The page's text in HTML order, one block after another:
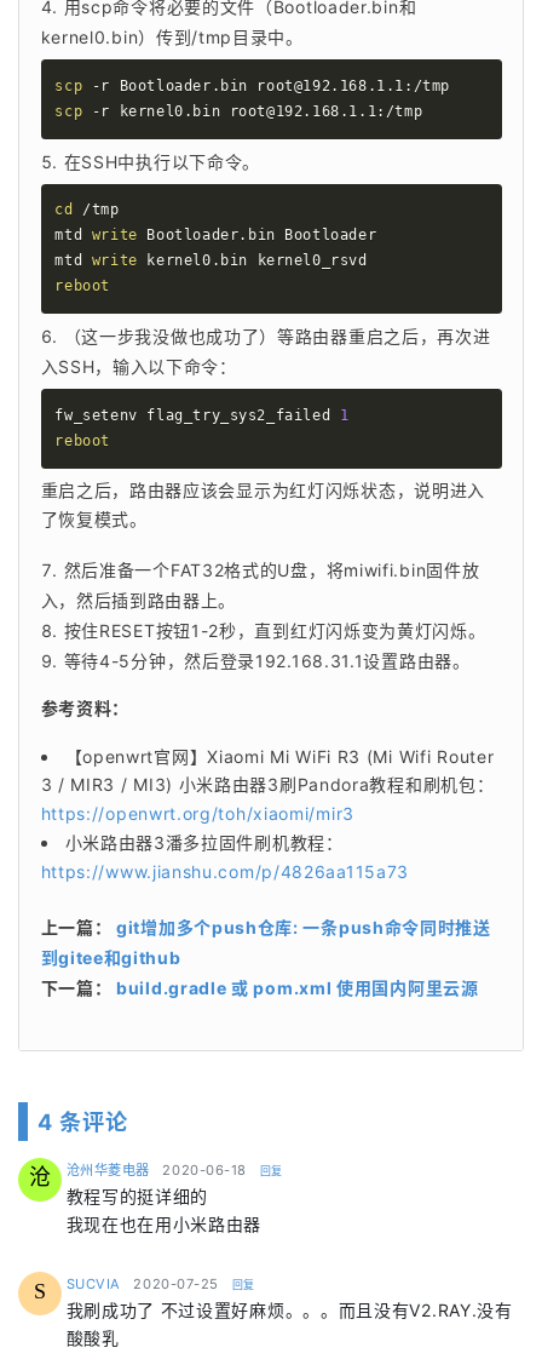
用scp命令将必要的文件（Bootloader.bin和
kernel0.bin）传到/tmp目录中。
scp
scp -r kernel0.bin root@192.168.1.1:/tmp
在SSH中执行以下命令。
cd
/tmp
mtd write Bootloader.bin Bootloader
mtd write
reboot
（这一步我没做也成功了）等路由器重启之后，再次进
入SSH，输入以下命令：
fw_setenv flag_try_sys2_failed 1
reboot
重启之后，路由器应该会显示为红灯闪烁状态，说明进入
了恢复模式。
然后准备一个FAT32格式的U盘，将miwifi.bin固件放
入，然后插到路由器上。
按住RESET按钮1-2秒，直到红灯闪烁变为黄灯闪烁。
等待4-5分钟，然后登录192.168.31.1设置路由器。
参考资料：
【openwrt官网】Xiaomi Mi WiFi R3 (Mi Wifi Router
3 / MIR3 / MI3) 小米路由器3刷Pandora教程和刷机包：
https://openwrt.org/toh/xiaomi/mir3
小米路由器3潘多拉固件刷机教程：
https://www.jianshu.com/p/4826aa115a73
上一篇： git增加多个push仓库: 一条push命令同时推送
到gitee和github
下一篇： build.gradle 或 pom.xml 使用国内阿里云源
4 条评论
沧 沧州华菱电器 says:
2020-06-18 回复
教程写的挺详细的
我现在也在用小米路由器
S SUCVIA says:
2020-07-25 回复
我刷成功了 不过设置好麻烦。。。而且没有V2.RAY.没有
酸酸乳